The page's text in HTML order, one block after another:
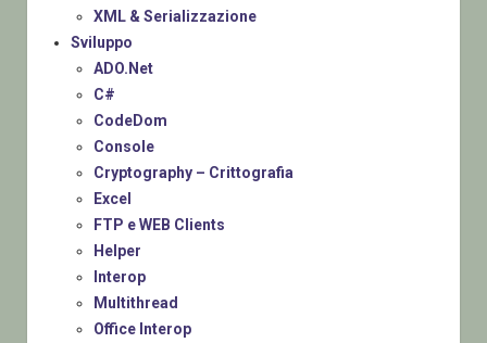
XML & Serializzazione
Sviluppo
ADO.Net
C#
CodeDom
Console
Cryptography – Crittografia
Excel
FTP e WEB Clients
Helper
Interop
Multithread
Office Interop